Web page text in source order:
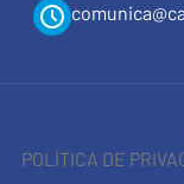
POLÍTICA DE